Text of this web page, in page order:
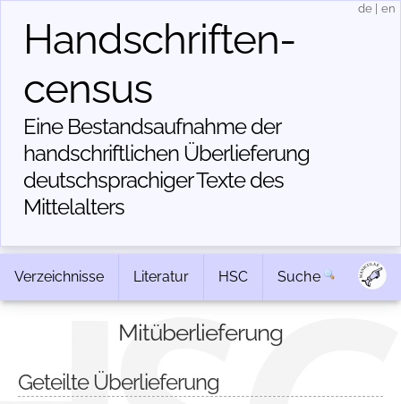
Handschriften­
census
Eine Bestandsaufnahme der
handschriftlichen Über­lieferung
deutschsprachiger Texte des
Mittelalters
de en
Verzeichnisse Literatur HSC Suche
Mitüberlieferung
Geteilte Überlieferung